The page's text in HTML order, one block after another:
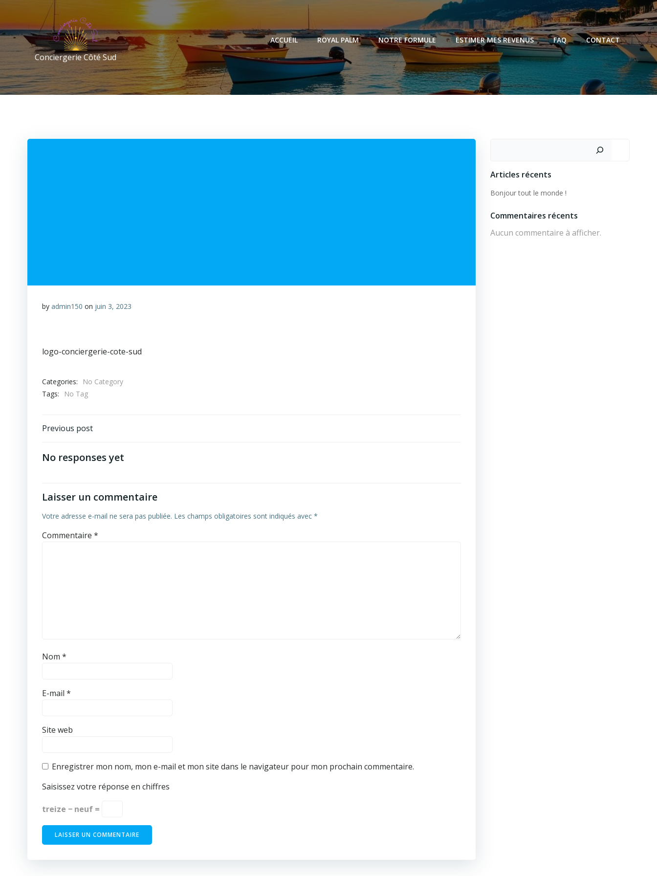
Conciergerie Côté Sud
ACCUEIL ROYAL PALM NOTRE FORMULE ESTIMER MES REVENUS FAQ CONTACT
by admin150 on juin 3, 2023
logo-conciergerie-cote-sud
Categories:
No Category
Tags:
No Tag
Previous post
No responses yet
Laisser un commentaire
Votre adresse e-mail ne sera pas publiée. Les champs obligatoires sont indiqués avec *
Commentaire *
Nom *
E-mail *
Site web
Enregistrer mon nom, mon e-mail et mon site dans le navigateur pour mon prochain commentaire.
Saisissez votre réponse en chiffres
treize − neuf =
Articles récents
Bonjour tout le monde !
Commentaires récents
Aucun commentaire à afficher.